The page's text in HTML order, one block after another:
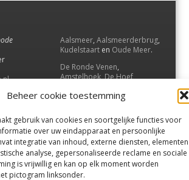
Beheer cookie toestemming
gebruik van cookies en soortgelijke functies voor
over uw eindapparaat en persoonlijke
integratie van inhoud, externe diensten, elementen
analyse, gepersonaliseerde reclame en sociale
is vrijwillig en kan op elk moment worden
pictogram linksonder.
Aalsmeer, Aalsmeerderbrug,
Kudelstaart en Oude Meer.
De Ronde Venen,
Amstelhoek,De Hoef,
Vrouwenakker,Waverveen
UithoornenDe Kwakel.
Contact
Andere uitgaven
Bezorgklacht